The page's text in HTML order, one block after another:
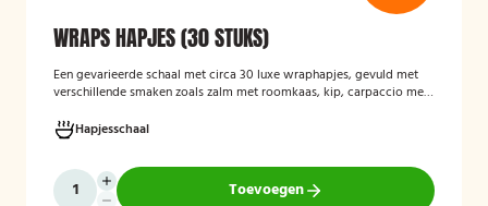
WRAPS HAPJES (30 STUKS)
Een gevarieerde schaal met circa 30 luxe wraphapjes, gevuld met
verschillende smaken zoals zalm met roomkaas, kip, carpaccio met
Ideaal als borrelhapje voor feestjes, recepties of zakelijke
bijeenkomsten. De wraps zijn vers bereid en aantrekkelijk
gepresenteerd op een serveerschaal.
Hapjesschaal
Toevoegen